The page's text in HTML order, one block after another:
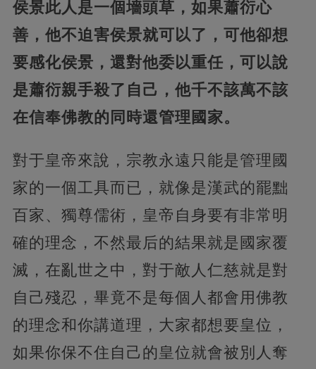
侯景此人是一個墻頭草，如果蕭衍心
善，他不迫害侯景就可以了，可他卻想
要感化侯景，還對他委以重任，可以說
是蕭衍親手殺了自己，他千不該萬不該
在信奉佛教的同時還管理國家。
對于皇帝來說，宗教永遠只能是管理國
家的一個工具而已，就像是漢武的罷黜
百家、獨尊儒術，皇帝自身要有非常明
確的理念，不然最后的結果就是國家覆
滅，在亂世之中，對于敵人仁慈就是對
自己殘忍，畢竟不是每個人都會用佛教
的理念和你講道理，大家都想要皇位，
如果你保不住自己的皇位就會被別人奪